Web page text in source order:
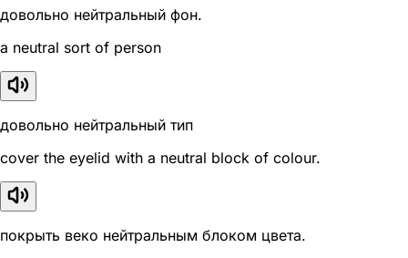
довольно нейтральный фон.
a neutral sort of person
довольно нейтральный тип
cover the eyelid with a neutral block of colour.
покрыть веко нейтральным блоком цвета.